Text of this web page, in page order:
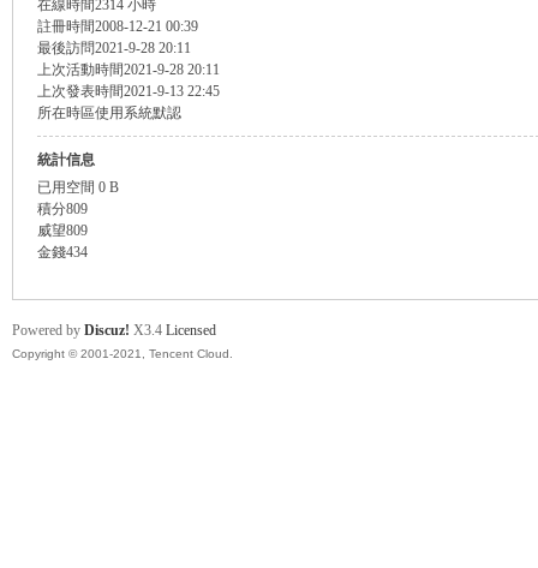
在線時間2314 小時
註冊時間2008-12-21 00:39
最後訪問2021-9-28 20:11
上次活動時間2021-9-28 20:11
上次發表時間2021-9-13 22:45
所在時區使用系統默認
統計信息
已用空間 0 B
積分809
威望809
金錢434
Powered by Discuz! X3.4 Licensed
Copyright © 2001-2021, Tencent Cloud.